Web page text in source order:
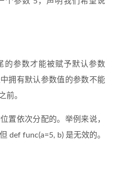
的参数才能被赋予默认参数
拥有默认参数值的参数不能
前。
置依次分配的。举例来说，
def func(a=5, b) 是无效的。